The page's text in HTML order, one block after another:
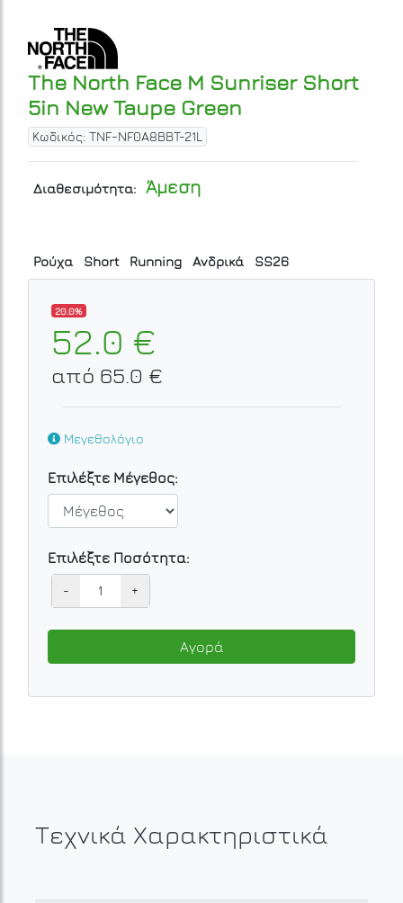
The North Face M Sunriser Short
5in New Taupe Green
Κωδικός: TNF-NF0A8BBT-21L
Διαθεσιμότητα: Άμεση
Ρούχα Short Running Ανδρικά SS26
20.0%
52.0 €
από 65.0 €
Μεγεθολόγιο
Επιλέξτε Μέγεθος:
Επιλέξτε Ποσότητα:
- +
Αγορά
Τεχνικά Χαρακτηριστικά